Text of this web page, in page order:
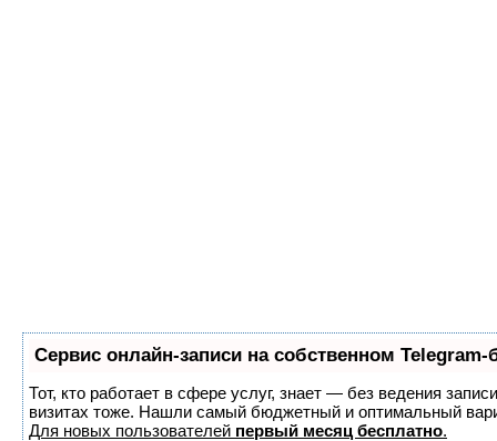
Сервис онлайн-записи на собственном Telegram-
Тот, кто работает в сфере услуг, знает — без ведения
визитах тоже. Нашли самый бюджетный и оптимальный
Для новых пользователей первый месяц бесплатно.